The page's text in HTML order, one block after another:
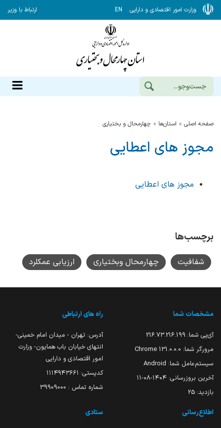
وزارت امور اقتصادی و دارایی EN ارتباط با وزیر
صفحه اصلی استان‌ها چهارمحال و بختياري
مجوز های اعطایی
مجوز های اعطایی
برچسب‌ها
شفافیت چهارمحال وبختیاری ارزیابی عمکلرد
مشخصات شما
آی‌پی شما: 216.73.216.199
مرورگر شما: 131.0.0.0 Chrome
سیستم‌عامل شما: Android
آخرین بروزرسانی: ۱۴۰۴-۰۸-۱۱
بازدید: 25
راه های ارتباطی
آدرس: تهران - میدان امام خمینی-
انتهای خیابان باب همایون- وزارت
امور اقتصادی و دارایی
کدپستی: ۱۱۱۴۹۴۳۶۶۱
شماره تماس : 39909000
اطلاع‌رسانی ستادی